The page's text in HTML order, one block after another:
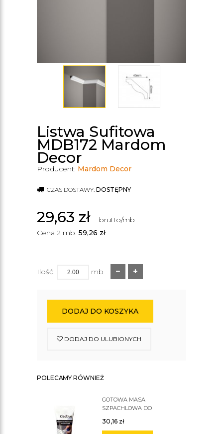
Listwa Sufitowa
MDB172 Mardom
Decor
Producent: Mardom Decor
CZAS DOSTAWY: DOSTĘPNY
29,63 zł
brutto/mb
Cena 2 mb: 59,26 zł
Ilość: mb
DODAJ DO KOSZYKA
DODAJ DO ULUBIONYCH
POLECAMY RÓWNIEŻ
GOTOWA MASA
SZPACHLOWA DO
30,16 zł